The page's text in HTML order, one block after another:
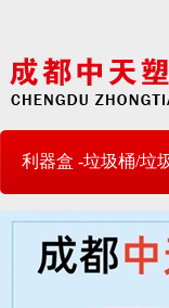
利器盒 -垃圾桶/垃